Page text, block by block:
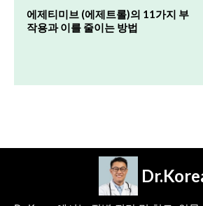
에제티미브 (에제트롤)의 11가지 부
작용과 이를 줄이는 방법